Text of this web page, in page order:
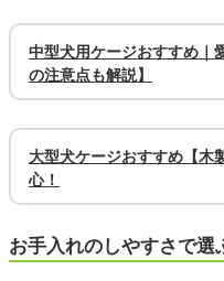
中型犬用ケージおすすめ｜
の注意点も解説】
大型犬ケージおすすめ【木
心！
お手入れのしやすさで選